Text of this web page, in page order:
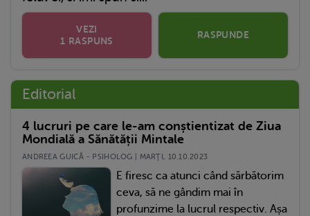
VEZI
1 RASPUNS
RASPUNDE
Editorial
4 lucruri pe care le-am conștientizat de Ziua
Mondială a Sănătății Mintale
ANDREEA GUICĂ - PSIHOLOG | MARŢI, 10.10.2023
E firesc ca atunci când sărbătorim
ceva, să ne gândim mai în
profunzime la lucrul respectiv. Așa